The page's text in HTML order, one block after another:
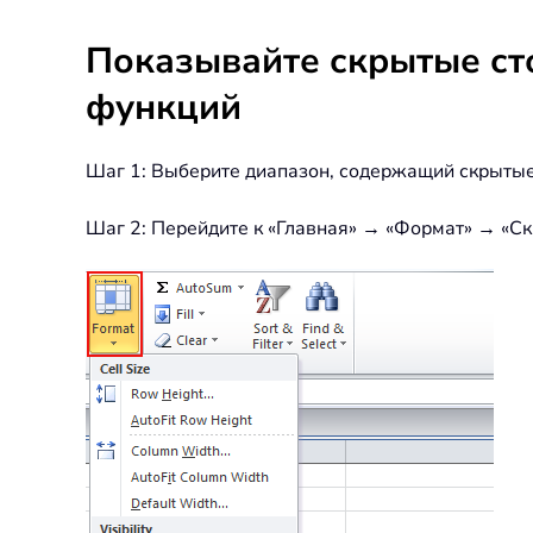
Показывайте скрытые
функций
Шаг 1: Выберите диапазон, содержащий
Шаг 2: Перейдите к «Главная» → «Формат» →